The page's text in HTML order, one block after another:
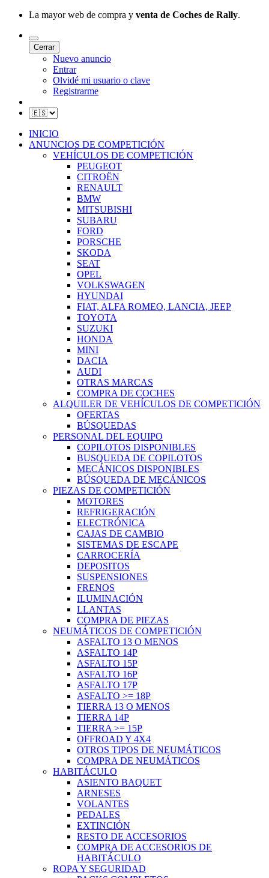
La mayor web de compra y venta de Coches de Rally.
Cerrar
Nuevo anuncio
Entrar
Olvidé mi usuario o clave
Registrarme
INICIO
ANUNCIOS DE COMPETICIÓN
VEHÍCULOS DE COMPETICIÓN
PEUGEOT
CITROËN
RENAULT
BMW
MITSUBISHI
SUBARU
FORD
PORSCHE
SKODA
SEAT
OPEL
VOLKSWAGEN
HYUNDAI
FIAT, ALFA ROMEO, LANCIA, JEEP
TOYOTA
SUZUKI
HONDA
MINI
DACIA
AUDI
OTRAS MARCAS
COMPRA DE COCHES
ALQUILER DE VEHÍCULOS DE COMPETICIÓN
OFERTAS
BÚSQUEDAS
PERSONAL DEL EQUIPO
COPILOTOS DISPONIBLES
BUSQUEDA DE COPILOTOS
MECÁNICOS DISPONIBLES
BÚSQUEDA DE MECÁNICOS
PIEZAS DE COMPETICIÓN
MOTORES
REFRIGERACIÓN
ELECTRÓNICA
CAJAS DE CAMBIO
SISTEMAS DE ESCAPE
CARROCERÍA
DEPOSITOS
SUSPENSIONES
FRENOS
ILUMINACIÓN
LLANTAS
COMPRA DE PIEZAS
NEUMÁTICOS DE COMPETICIÓN
ASFALTO 13 O MENOS
ASFALTO 14P
ASFALTO 15P
ASFALTO 16P
ASFALTO 17P
ASFALTO >= 18P
TIERRA 13 O MENOS
TIERRA 14P
TIERRA >= 15P
OFFROAD Y 4X4
OTROS TIPOS DE NEUMÁTICOS
COMPRA DE NEUMÁTICOS
HABITÁCULO
ASIENTO BAQUET
ARNESES
VOLANTES
PEDALES
EXTINCIÓN
RESTO DE ACCESORIOS
COMPRA DE ACCESORIOS DE
HABITÁCULO
ROPA Y SEGURIDAD